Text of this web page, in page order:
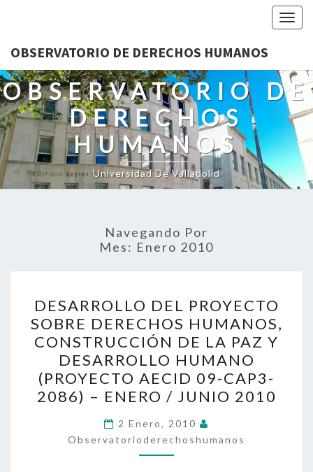
OBSERVATORIO DE DERECHOS HUMANOS
OBSERVATORIO DE
DERECHOS
HUMANOS
Universidad De Valladolid
Navegando Por
Mes: Enero 2010
DEL
PROYECTO
SOBRE
DERECHOS
HUMANOS,
CONSTRUCCIÓN
DE
LA
DESARROLLO DEL PROYECTO
SOBRE DERECHOS HUMANOS,
CONSTRUCCIÓN DE LA PAZ Y
DESARROLLO HUMANO
(PROYECTO AECID 09-CAP3-
2086) – ENERO / JUNIO 2010
2 Enero, 2010
Observatorioderechoshumanos